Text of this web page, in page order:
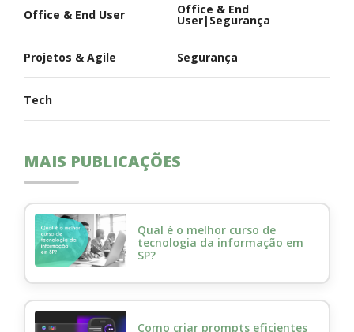
Office & End User Office & End
User|Segurança
Projetos & Agile Segurança
Tech
MAIS PUBLICAÇÕES
Qual é o melhor curso de
tecnologia da informação em
SP?
Como criar prompts eficientes